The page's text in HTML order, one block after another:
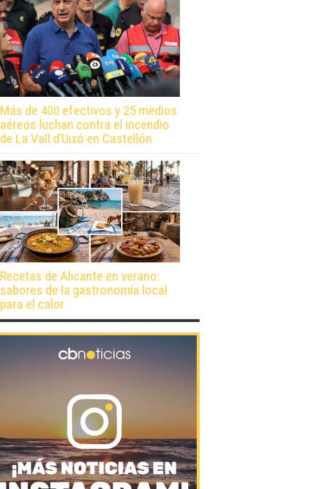
Más de 400 efectivos y 25 medios
aéreos luchan contra el incendio
de La Vall d’Uixó en Castellón
Recetas de Alicante en verano:
sabores de la gastronomía local
para el calor